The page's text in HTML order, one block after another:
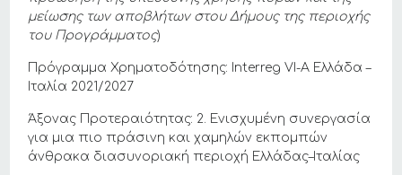
μείωσης των αποβλήτων στου Δήμους της περιοχής
του Προγράμματος)
Πρόγραμμα Χρηματοδότησης: Interreg VI-A Ελλάδα –
Ιταλία 2021/2027
Άξονας Προτεραιότητας: 2. Ενισχυμένη συνεργασία
για μια πιο πράσινη και χαμηλών εκπομπών
άνθρακα διασυνοριακή περιοχή Ελλάδας–Ιταλίας